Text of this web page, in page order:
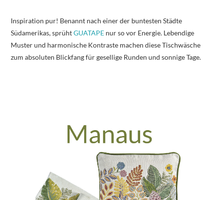
Inspiration pur! Benannt nach einer der buntesten Städte
Südamerikas, sprühtGUATAPE nur so vor Energie. Lebendige
Muster und harmonische Kontraste machen diese Tischwäsche
zum absoluten Blickfang für gesellige Runden und sonnige Tage.